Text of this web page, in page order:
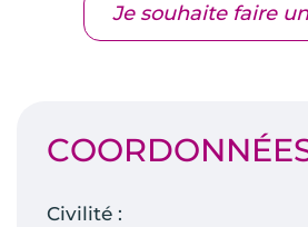
Je souhaite faire
Civilité :